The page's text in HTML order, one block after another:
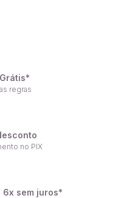
regras
no PIX
6x sem juros*